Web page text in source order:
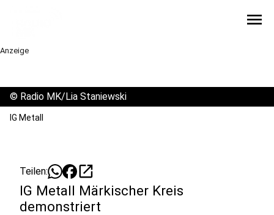
menu
Anzeige
© Radio MK/Lia Staniewski
IG Metall
Teilen: open_in_new
IG Metall Märkischer Kreis
demonstriert